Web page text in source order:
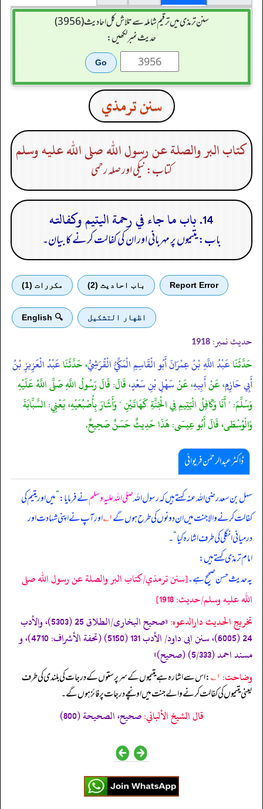
سنن ترمذی میں ترقیم شاملہ سے تلاش کل احادیث (3956)
حدیث نمبر لکھیں:
سنن ترمذي
كتاب البر والصلة عن رسول الله صلى الله عليه وسلم
کتاب: نیکی اور صلہ رحمی
14. باب ما جاء في رحمة اليتيم وكفالته
باب: یتیموں پر مہربانی اور ان کی کفالت کرنے کا بیان۔
Report Error باب احادیث (2) مكررات (1)
اظهار التشكيل 🔍 English
حدیث نمبر: 1918
حَدَّثَنَاعَبْدُ اللَّهِ بْنُ عِمْرَانَ أَبُو الْقَاسِمِ الْمَكِّيُّ الْقُرَشِيُّ، حَدَّثَنَاعَبْدُ الْعَزِيزِ بْنُ
أَبِي حَازِمٍ، عَنْأَبِيهِ، عَنْسَهْلِ بْنِ سَعْدٍ، قَالَ: قَالَ رَسُولُ اللَّهِ صَلَّى اللَّهُ عَلَيْهِ
وَسَلَّمَ: " أَنَا وَكَافِلُ الْيَتِيمِ فِي الْجَنَّةِ كَهَاتَيْنِ " وَأَشَارَ بِأُصْبُعَيْهِ، يَعْنِي: السَّبَّابَةَ
وَالْوُسْطَى، قَالَ أَبُو عِيسَى: هَذَا حَدِيثٌ حَسَنٌ صَحِيحٌ.
ڈاکٹر عبدالرحمٰن فریوائی
سہل بن سعد رضی الله عنہ کہتے ہیں کہرسول اللہصلی اللہ علیہ وسلمنے فرمایا:”میں اور یتیم کی
کفالت کرنے والا جنت میں ان دونوں کی طرح ہوں گے۱؎ اور آپ نے اپنی شہادت اور
درمیانی انگلی کی طرف اشارہ کیا“۔
امام ترمذی کہتے ہیں:
یہ حدیث حسن صحیح ہے۔[سنن ترمذي/كتاب البر والصلة عن رسول الله صلى
الله عليه وسلم/حدیث: 1918]
تخریج الحدیث دارالدعوہ:
«صحیح البخاری/الطلاق 25 (5303)، والأدب
24 (6005)، سنن ابی داود/ الأدب 131 (5150) (تحفة الأشراف: 4710)، و
مسند احمد (5/333) (صحیح)»
وضاحت: ۱؎ : اس سے اشارہ ہے یتیموں کے سرپرستوں کے درجات کی بلندی کی طرف
یعنی یتیموں کی کفالت کرنے والے جنت میں اونچے درجات پر فائز ہوں گے۔
قال الشيخ الألباني:صحيح، الصحيحة (800)